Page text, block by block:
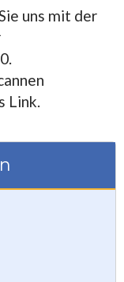
uns mit der
Link.